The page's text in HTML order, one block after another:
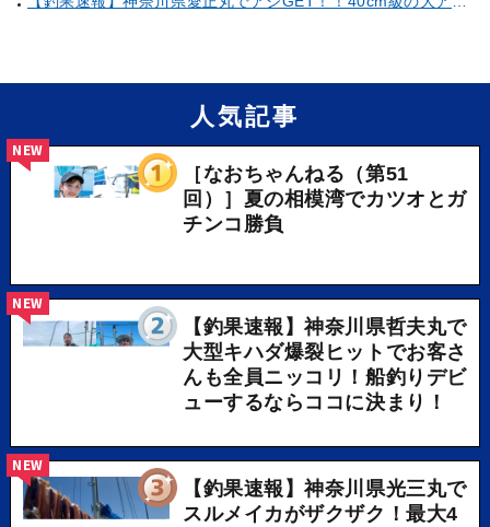
人気記事
［なおちゃんねる（第51
回）］夏の相模湾でカツオとガ
チンコ勝負
NEW
【釣果速報】神奈川県哲夫丸で
大型キハダ爆裂ヒットでお客さ
んも全員ニッコリ！船釣りデビ
ューするならココに決まり！
NEW
【釣果速報】神奈川県光三丸で
スルメイカがザクザク！最大4
NEW